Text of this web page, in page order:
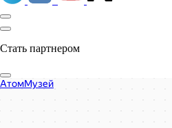
Стать партнером